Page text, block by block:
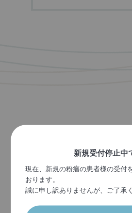
新規受付停止中
現在、新規の粉瘤の患者様の受付
おります。
誠に申し訳ありませんが、ご了承
粉瘤は、皮膚の下にできた袋（嚢腫